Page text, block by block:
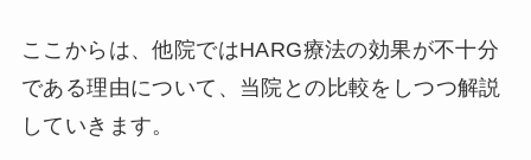
ここからは、他院ではHARG療法の効果が不十分
である理由について、当院との比較をしつつ解説
していきます。